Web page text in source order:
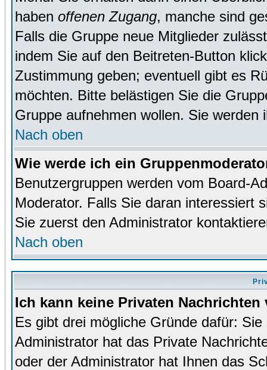
haben offenen Zugang, manche sind
Falls die Gruppe neue Mitglieder
indem Sie auf den Beitreten-Button
Zustimmung geben; eventuell gibt es
möchten. Bitte belästigen Sie die
Gruppe aufnehmen wollen. Sie werden
Nach oben
Wie werde ich ein
Benutzergruppen werden vom Board-
Moderator. Falls Sie daran interessiert
Sie zuerst den Administrator
Nach oben
Ich kann keine Privaten Nachrichten
Es gibt drei mögliche Gründe dafür:
Administrator hat das Private
oder der Administrator hat Ihnen das